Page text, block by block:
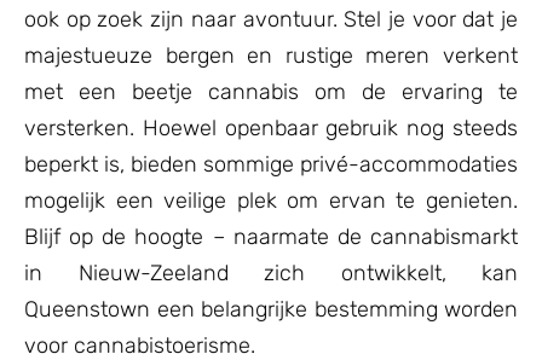
ook op zoek zijn naar avontuur. Stel je voor dat je
majestueuze bergen en rustige meren verkent
met een beetje cannabis om de ervaring te
versterken. Hoewel openbaar gebruik nog steeds
beperkt is, bieden sommige privé-accommodaties
mogelijk een veilige plek om ervan te genieten.
Blijf op de hoogte – naarmate de cannabismarkt
in Nieuw-Zeeland zich ontwikkelt, kan
Queenstown een belangrijke bestemming worden
voor cannabistoerisme.